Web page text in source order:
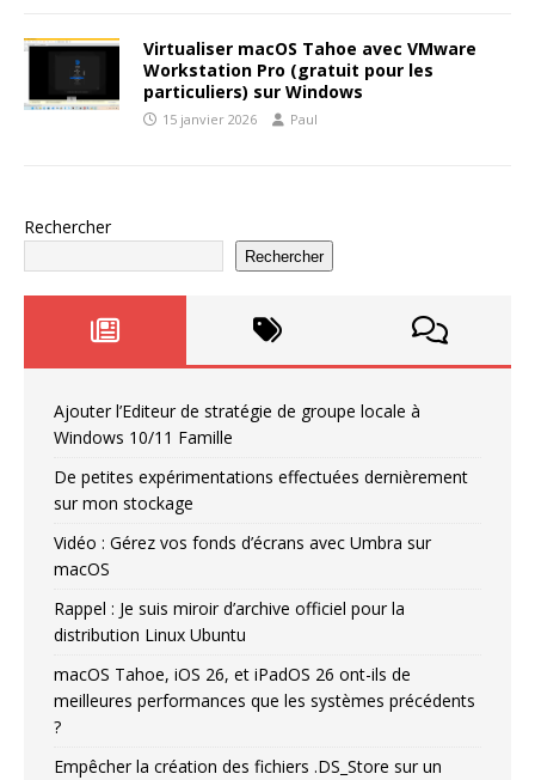
Virtualiser macOS Tahoe avec VMware
Workstation Pro (gratuit pour les
particuliers) sur Windows
15 janvier 2026 Paul
Rechercher
Rechercher
Ajouter l’Editeur de stratégie de groupe locale à
Windows 10/11 Famille
De petites expérimentations effectuées dernièrement
sur mon stockage
Vidéo : Gérez vos fonds d’écrans avec Umbra sur
macOS
Rappel : Je suis miroir d’archive officiel pour la
distribution Linux Ubuntu
macOS Tahoe, iOS 26, et iPadOS 26 ont-ils de
meilleures performances que les systèmes précédents
?
Empêcher la création des fichiers .DS_Store sur un